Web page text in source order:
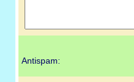
Antispam: